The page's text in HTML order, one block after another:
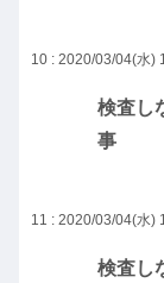
10 : 2020/03/04(水)
検査し
事
11 : 2020/03/04(水)
検査し